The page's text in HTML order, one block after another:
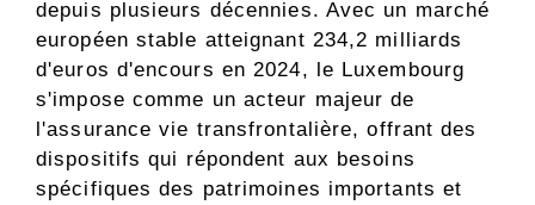
depuis plusieurs décennies. Avec un marché
européen stable atteignant 234,2 milliards
d'euros d'encours en 2024, le Luxembourg
s'impose comme un acteur majeur de
l'assurance vie transfrontalière, offrant des
dispositifs qui répondent aux besoins
spécifiques des patrimoines importants et